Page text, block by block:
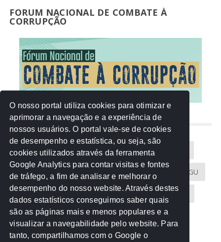
FORUM NACIONAL DE COMBATE À
CORRUPÇÃO
NUVEM DE TAGS
Acontece na Rede AGU AMM
Atricon Audicom CAU-MT CGU
CREA-MT Eventos MPC-MT MPE-MT
MPF Notícias PF PGE-MT PGR
Receita Federal Sem categoria
O nosso portal utiliza cookies para otimizar e
aprimorar a navegação e a experiência de
nossos usuários. O portal vale-se de cookies
de desempenho e estatística, ou seja, são
cookies utilizados através da ferramenta
Google Analytics para contar visitas e fontes
de tráfego, a fim de analisar e melhorar o
desempenho do nosso website. Através destes
dados estatísticos conseguimos saber quais
são as páginas mais e menos populares e a
visualizar a navegabilidade pelo website. Para
tanto, compartilhamos com o Google o